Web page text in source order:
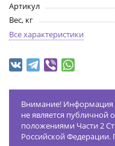
Артикул
Вес, кг
Все характеристики
Внимание! Информация
не является публичной
положениями Части 2
Российской Федерации.